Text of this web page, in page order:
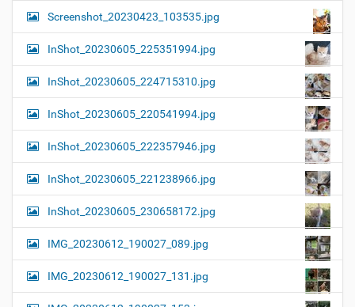
Screenshot_20230423_103535.jpg
InShot_20230605_225351994.jpg
InShot_20230605_224715310.jpg
InShot_20230605_220541994.jpg
InShot_20230605_222357946.jpg
InShot_20230605_221238966.jpg
InShot_20230605_230658172.jpg
IMG_20230612_190027_089.jpg
IMG_20230612_190027_131.jpg